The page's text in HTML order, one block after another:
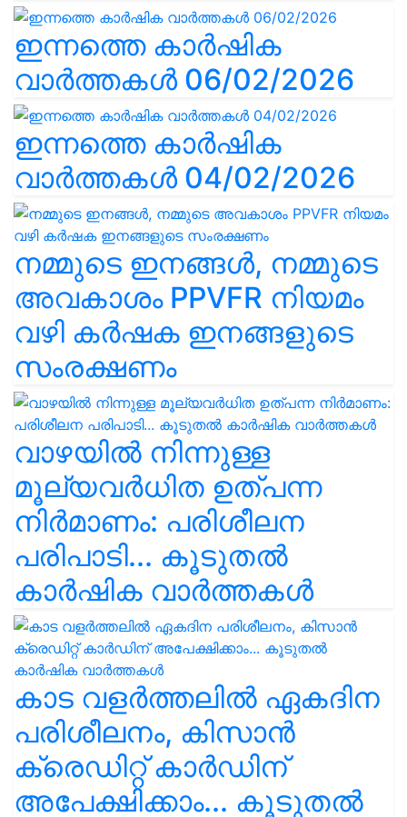
ഇന്നത്തെ കാർഷിക
വാർത്തകൾ 06/02/2026
ഇന്നത്തെ കാർഷിക
വാർത്തകൾ 04/02/2026
നമ്മുടെ ഇനങ്ങൾ, നമ്മുടെ
അവകാശം PPVFR നിയമം
വഴി കർഷക ഇനങ്ങളുടെ
സംരക്ഷണം
വാഴയിൽ നിന്നുള്ള
മൂല്യവർധിത ഉത്പന്ന
നിർമാണം: പരിശീലന
പരിപാടി... കൂടുതൽ
കാർഷിക വാർത്തകൾ
കാട വളര്‍ത്തലിൽ ഏകദിന
പരിശീലനം, കിസാൻ
ക്രെഡിറ്റ് കാർഡിന്
അപേക്ഷിക്കാം... കൂടുതൽ